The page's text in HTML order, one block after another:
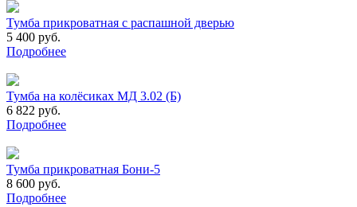
Тумба прикроватная с распашной дверью
5 400 руб.
Подробнее
Тумба на колёсиках МД 3.02 (Б)
6 822 руб.
Подробнее
Тумба прикроватная Бони-5
8 600 руб.
Подробнее